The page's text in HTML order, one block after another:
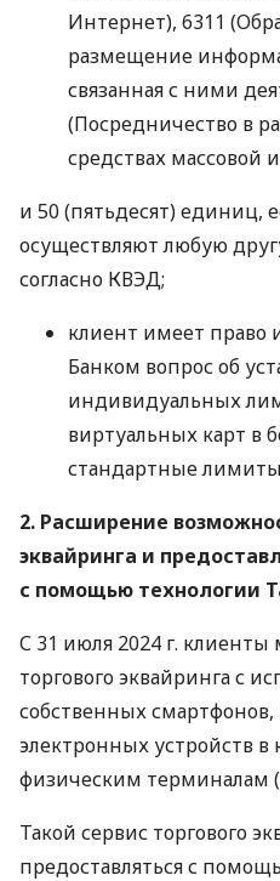
Интернет), 6311
размещение
связанная с ними
(Посредничество в
средствах массовой
и 50 (пятьдесят) единиц,
осуществляют любую
согласно КВЭД;
клиент имеет право
Банком вопрос об
индивидуальных
виртуальных карт в
стандартные
2. Расширение
эквайринга и
с помощью технологии
С 31 июля 2024 г. клиенты
торгового эквайринга с
собственных
электронных устройств в
физическим терминалам
Такой сервис торгового
предоставляться с